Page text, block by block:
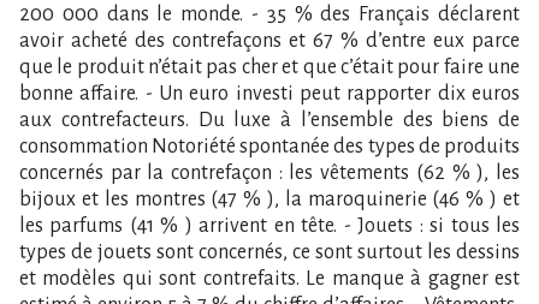
200 000 dans le monde. - 35 % des Français déclarent
avoir acheté des contrefaçons et 67 % d’entre eux parce
que le produit n’était pas cher et que c’était pour faire une
bonne affaire. - Un euro investi peut rapporter dix euros
aux contrefacteurs. Du luxe à l’ensemble des biens de
consommation Notoriété spontanée des types de produits
concernés par la contrefaçon : les vêtements (62 % ), les
bijoux et les montres (47 % ), la maroquinerie (46 % ) et
les parfums (41 % ) arrivent en tête. - Jouets : si tous les
types de jouets sont concernés, ce sont surtout les dessins
et modèles qui sont contrefaits. Le manque à gagner est